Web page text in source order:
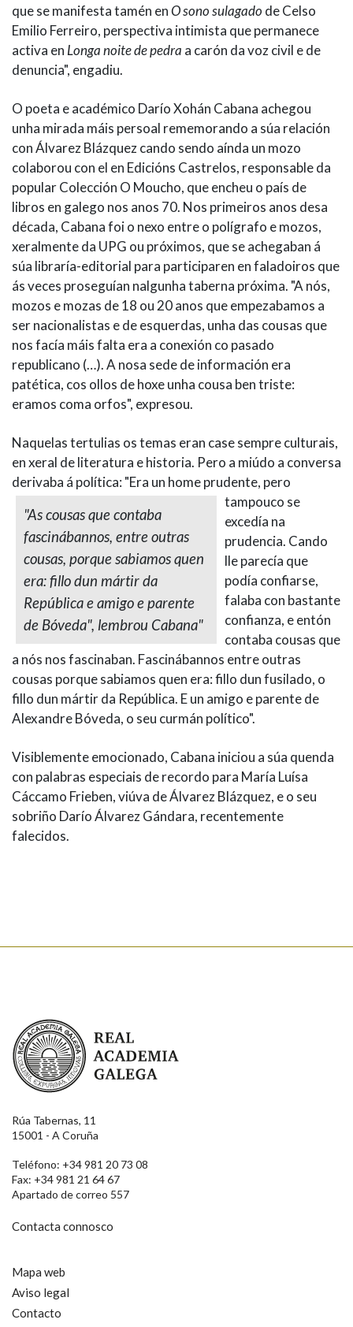
que se manifesta tamén enO sono sulagado de Celso
Emilio Ferreiro, perspectiva intimista que permanece
activa en Longa noite de pedra a carón da voz civil e de
denuncia", engadiu.
O poeta e académico Darío Xohán Cabana achegou
unha mirada máis persoal rememorando a súa relación
con Álvarez Blázquez cando sendo aínda un mozo
colaborou con el en Edicións Castrelos, responsable da
popular Colección O Moucho, que encheu o país de
libros en galego nos anos 70. Nos primeiros anos desa
década, Cabana foi o nexo entre o polígrafo e mozos,
xeralmente da UPG ou próximos, que se achegaban á
súa libraría-editorial para participaren en faladoiros que
ás veces proseguían nalgunha taberna próxima. "A nós,
mozos e mozas de 18 ou 20 anos que empezabamos a
ser nacionalistas e de esquerdas, unha das cousas que
nos facía máis falta era a conexión co pasado
republicano (…). A nosa sede de información era
patética, cos ollos de hoxe unha cousa ben triste:
eramos coma orfos", expresou.
Naquelas tertulias os temas eran case sempre culturais,
en xeral de literatura e historia. Pero a miúdo a conversa
derivaba á política: "Era
"As cousas que contaba
fascinábannos, entre outras
cousas, porque sabiamos quen
era: fillo dun mártir da
República e amigo e parente
de Bóveda", lembrou Cabana"
un home prudente, pero
tampouco se
excedía na
prudencia. Cando
lle parecía que
podía confiarse,
falaba con bastante
confianza, e entón
contaba cousas que
a nós nos fascinaban. Fascinábannos entre outras
cousas porque sabiamos quen era: fillo dun fusilado, o
fillo dun mártir da República. E un amigo e parente de
Alexandre Bóveda, o seu curmán político".
Visiblemente emocionado, Cabana iniciou a súa quenda
con palabras especiais de recordo para María Luísa
Cáccamo Frieben, viúva de Álvarez Blázquez, e o seu
sobriño Darío Álvarez Gándara, recentemente
falecidos.
Real Academia Galega
Rúa Tabernas, 11
15001 - A Coruña
Teléfono: +34 981 20 73 08
Fax: +34 981 21 64 67
Apartado de correo 557
Contacta connosco
Mapa web
Aviso legal
Contacto